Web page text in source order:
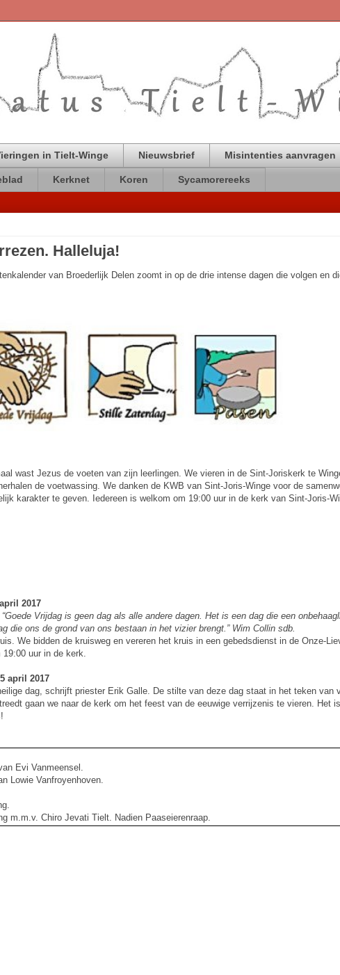
in Tielt-Winge Nieuwsbrief Misintenties aanvragen
Kerknet Koren Sycamorereeks
Halleluja!
van Broederlijk Delen zoomt in op de drie intense dagen die volgen en
wast Jezus de voeten van zijn leerlingen. We vieren in de Sint-Joriskerk te
de voetwassing. We danken de KWB van Sint-Joris-Winge voor de
karakter te geven. Iedereen is welkom om 19:00 uur in de kerk van Sint-Joris-
2017
“Goede Vrijdag is geen dag als alle andere dagen. Het is een dag die een
die ons de grond van ons bestaan in het vizier brengt.” Wim Collin sdb.
We bidden de kruisweg en vereren het kruis in een gebedsdienst in de Onze-
uur in de kerk.
april 2017
dag, schrijft priester Erik Galle. De stilte van deze dag staat in het teken van
gaan we naar de kerk om het feest van de eeuwige verrijzenis te vieren. Het is
Evi Vanmeensel.
Lowie Vanfroyenhoven.
m.m.v. Chiro Jevati Tielt. Nadien Paaseierenraap.